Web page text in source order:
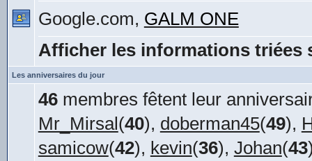
Google.com, GALM ONE
Afficher les informations triées
Les anniversaires du jour
46membres fêtent leur
Mr_Mirsal(40), doberman45(49),
samicow(42), kevin(36), Johan(43